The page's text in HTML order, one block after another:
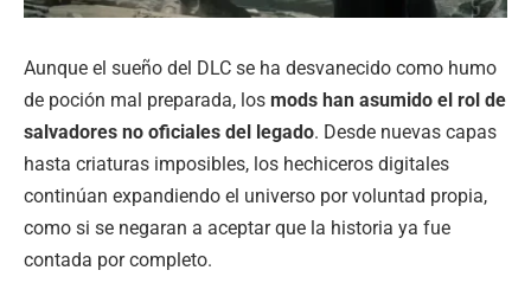
Aunque el sueño del DLC se ha desvanecido como humo
de poción mal preparada, los mods han asumido el rol de
salvadores no oficiales del legado. Desde nuevas capas
hasta criaturas imposibles, los hechiceros digitales
continúan expandiendo el universo por voluntad propia,
como si se negaran a aceptar que la historia ya fue
contada por completo.